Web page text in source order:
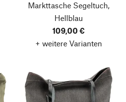
Markttasche Segeltuch,
Hellblau
109,00 €
+ weitere Varianten